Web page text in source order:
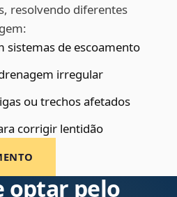
resolvendo diferentes
sistemas de escoamento
irregular
ou trechos afetados
corrigir lentidão
optar pelo